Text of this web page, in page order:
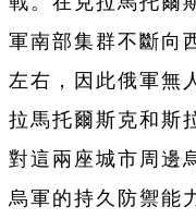
軍南部集群不斷向
左右，因此俄軍無
拉馬托爾斯克和斯
對這兩座城市周邊
烏軍的持久防禦能